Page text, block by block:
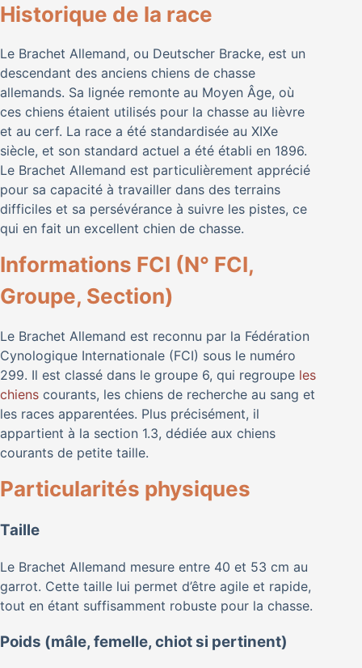
Historique de la race
Le Brachet Allemand, ou Deutscher Bracke, est un
descendant des anciens chiens de chasse
allemands. Sa lignée remonte au Moyen Âge, où
ces chiens étaient utilisés pour la chasse au lièvre
et au cerf. La race a été standardisée au XIXe
siècle, et son standard actuel a été établi en 1896.
Le Brachet Allemand est particulièrement apprécié
pour sa capacité à travailler dans des terrains
difficiles et sa persévérance à suivre les pistes, ce
qui en fait un excellent chien de chasse.
Informations FCI (N° FCI,
Groupe, Section)
Le Brachet Allemand est reconnu par la Fédération
Cynologique Internationale (FCI) sous le numéro
299. Il est classé dans le groupe 6, qui regroupe les
chiens courants, les chiens de recherche au sang et
les races apparentées. Plus précisément, il
appartient à la section 1.3, dédiée aux chiens
courants de petite taille.
Particularités physiques
Taille
Le Brachet Allemand mesure entre 40 et 53 cm au
garrot. Cette taille lui permet d’être agile et rapide,
tout en étant suffisamment robuste pour la chasse.
Poids (mâle, femelle, chiot si pertinent)